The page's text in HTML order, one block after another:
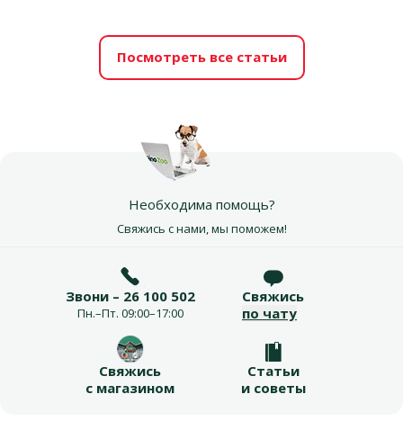
Посмотреть все статьи
Необходима помощь?
Свяжись с нами, мы поможем!
Звони – 26 100 502
Пн.–Пт. 09:00–17:00
Свяжись
по чату
Свяжись
с магазином
Статьи
и советы